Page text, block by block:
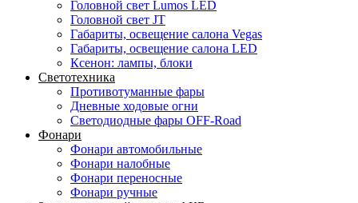
Головной свет Lumos LED
Головной свет JT
Габариты, освещение салона Vegas
Габариты, освещение салона LED
Ксенон: лампы, блоки
Светотехника
Противотуманные фары
Дневные ходовые огни
Светодиодные фары OFF-Road
Фонари
Фонари автомобильные
Фонари налобные
Фонари переносные
Фонари ручные